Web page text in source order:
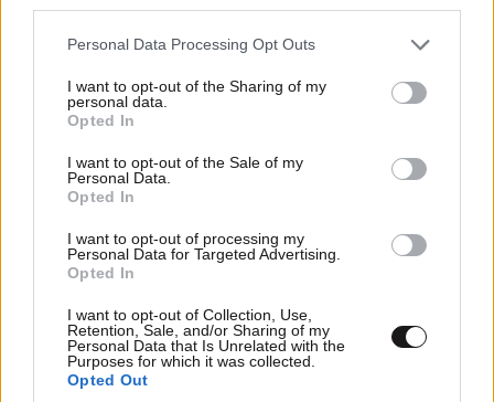
Please note that this website/app uses one or more Google
not limited to your visit or usage behaviour. You may click to
grant or deny consent to Google and its third-party tags to
use your data for below specified purposes in below Google
consent section.
Personal Data Processing Opt Outs
I want to opt-out of the Sharing of my
personal data.
Opted In
I want to opt-out of the Sale of my
Personal Data.
Opted In
I want to opt-out of processing my
Personal Data for Targeted Advertising.
Opted In
I want to opt-out of Collection, Use,
Retention, Sale, and/or Sharing of my
Personal Data that Is Unrelated with the
Purposes for which it was collected.
Opted Out
ΣΧΌΛΙΑ ΑΝΑΓΝΩΣΤΏΝ
ΠΡΟΣΘΕΣΤΕ ΤΟ ΣΧΟΛΙΟ ΣΑΣ